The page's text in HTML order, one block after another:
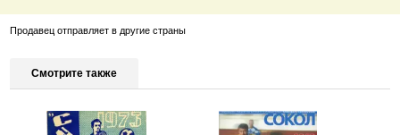
Продавец отправляет в другие страны
Смотрите также